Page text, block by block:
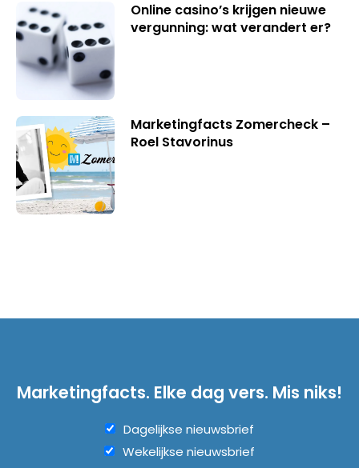
Online casino’s krijgen nieuwe
vergunning: wat verandert er?
Marketingfacts Zomercheck –
Roel Stavorinus
Marketingfacts. Elke dag vers. Mis niks!
Dagelijkse nieuwsbrief
Wekelijkse nieuwsbrief